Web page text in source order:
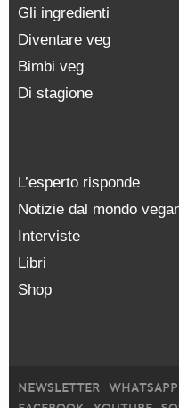
Gli ingredienti
Diventare veg
Bimbi veg
Di stagione
L’esperto risponde
Notizie dal mondo
Interviste
Libri
Shop
NEWSLETTER WHATSAPP